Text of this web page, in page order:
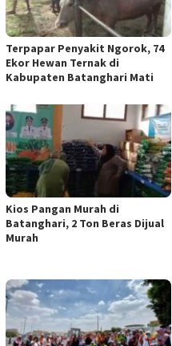
Terpapar Penyakit Ngorok, 74
Ekor Hewan Ternak di
Kabupaten Batanghari Mati
Kios Pangan Murah di
Batanghari, 2 Ton Beras Dijual
Murah